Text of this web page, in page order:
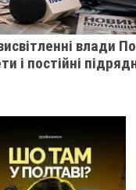
влади
і постійні